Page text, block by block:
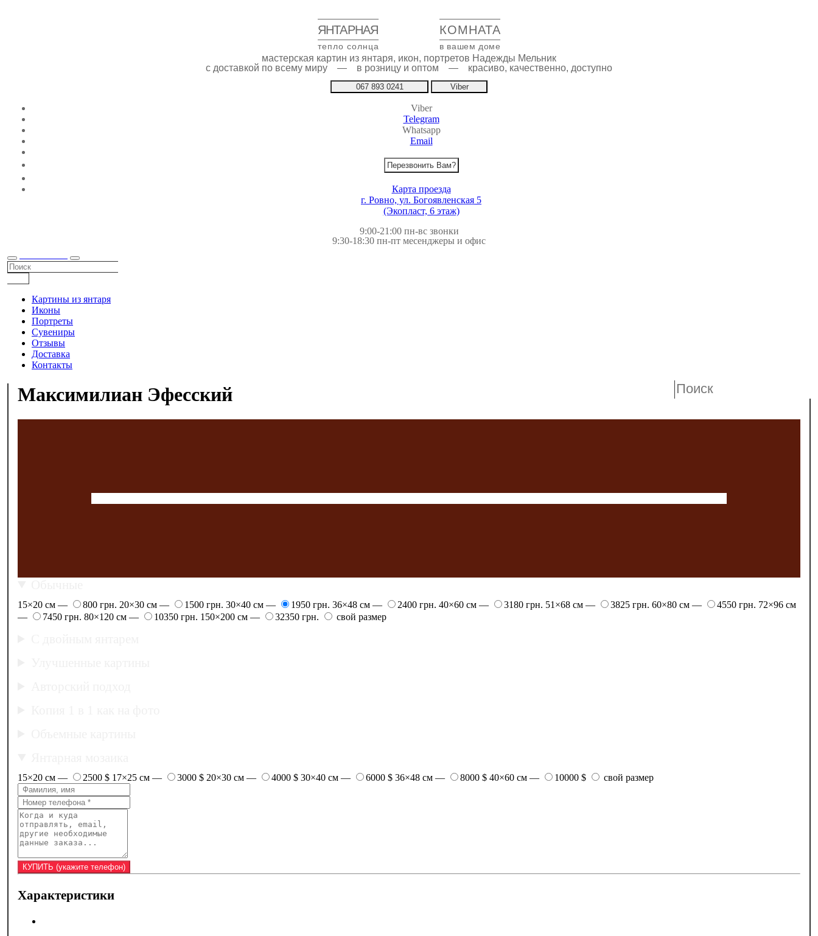
ЯНТАРНАЯ КОМНАТА
тепло солнца в вашем доме
мастерская картин из янтаря, икон, портретов Надежды Мельник
с доставкой по всему миру — в розницу и оптом — красиво, качественно, доступно
067 893 0241 Viber
Viber
Telegram
Whatsapp
Email
Перезвонить Вам?
Карта проезда
г. Ровно, ул. Богоявленская 5
(Экопласт, 6 этаж)
9:00-21:00 пн-вс звонки
9:30-18:30 пн-пт месенджеры и офис
Картины из янтаря
Иконы
Портреты
Сувениры
Отзывы
Доставка
Контакты
Максимилиан Эфесский
15×20 см — 800 грн. 20×30 см — 1500 грн. 30×40 см — 1950 грн. 36×48 см — 2400 грн. 40×60 см — 3180 грн. 51×68 см — 3825 грн. 60×80 см — 4550 грн. 72×96 см
—
7450 грн. 80×120 см — 10350 грн. 150×200 см — 32350 грн. свой размер
15×20 см — 2500 $ 17×25 см — 3000 $ 20×30 см — 4000 $ 30×40 см — 6000 $ 36×48 см — 8000 $ 40×60 см — 10000 $ свой размер
Характеристики